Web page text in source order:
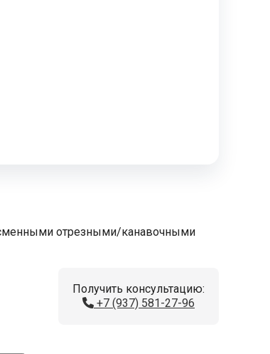
сменными отрезными/канавочными
Получить консультацию:
+7 (937) 581-27-96